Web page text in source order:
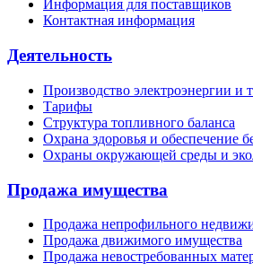
Информация для поставщиков
Контактная информация
Деятельность
Производство электроэнергии и
Тарифы
Структура топливного баланса
Охрана здоровья и обеспечение
Охраны окружающей среды и
Продажа имущества
Продажа непрофильного
Продажа движимого имущества
Продажа невостребованных